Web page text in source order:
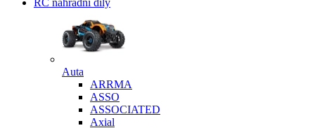
RC náhradní díly
Auta
ARRMA
ASSO
ASSOCIATED
Axial